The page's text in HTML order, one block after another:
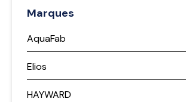
Marques
AquaFab
Elios
HAYWARD